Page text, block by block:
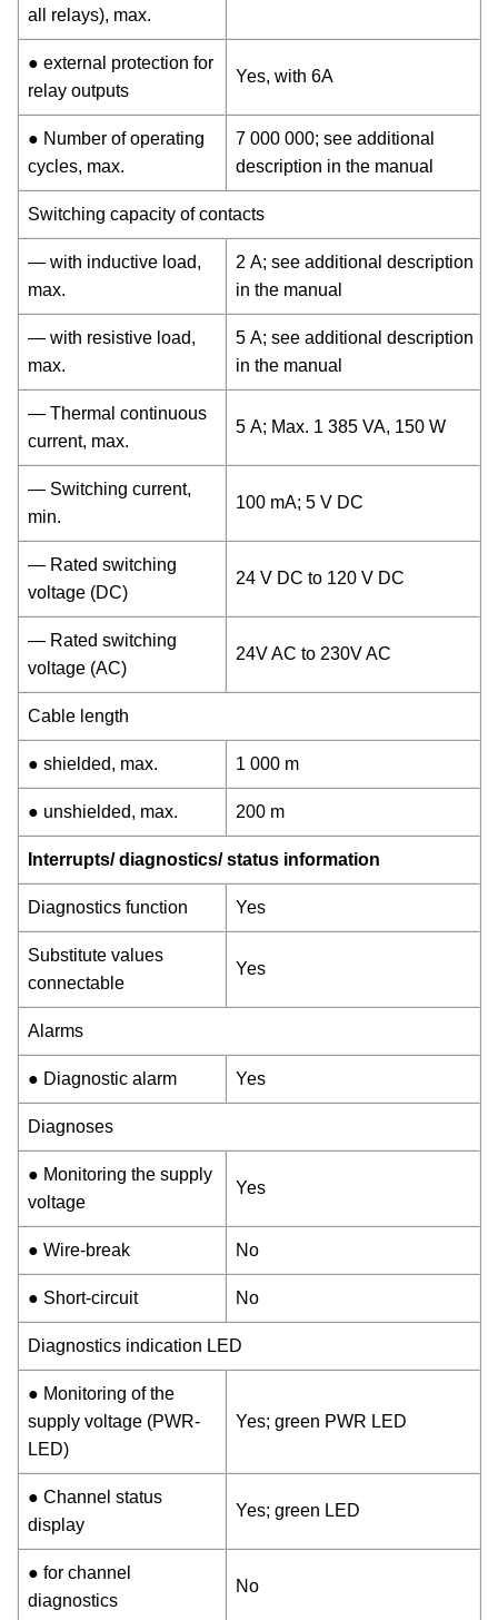
all relays), max.
● external protection for
relay outputs
Yes, with 6A
● Number of operating
cycles, max.
7 000 000; see additional
description in the manual
Switching capacity of contacts
— with inductive load,
max.
2 A; see additional description
in the manual
— with resistive load,
max.
5 A; see additional description
in the manual
— Thermal continuous
current, max.
5 A; Max. 1 385 VA, 150 W
— Switching current,
min.
100 mA; 5 V DC
— Rated switching
voltage (DC)
24 V DC to 120 V DC
— Rated switching
voltage (AC)
24V AC to 230V AC
Cable length
● shielded, max. 1 000 m
● unshielded, max. 200 m
Interrupts/ diagnostics/ status information
Diagnostics function Yes
Substitute values
connectable
Yes
Alarms
● Diagnostic alarm Yes
Diagnoses
● Monitoring the supply
voltage
Yes
● Wire-break No
● Short-circuit No
Diagnostics indication LED
● Monitoring of the
supply voltage (PWR-
LED)
Yes; green PWR LED
● Channel status
display
Yes; green LED
● for channel
diagnostics
No